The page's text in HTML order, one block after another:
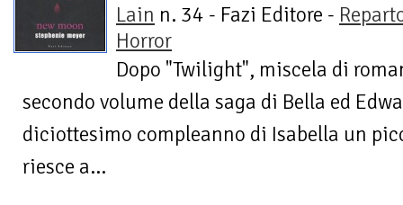
Lain n. 34 - Fazi Editore -
Horror
Dopo "Twilight", miscela di
secondo volume della saga di Bella ed
diciottesimo compleanno di Isabella un
riesce a...